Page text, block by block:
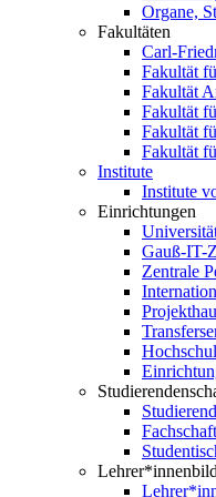
Organe,
Fakultäten
Carl-
Fakultät
Fakultät
Fakultät
Fakultät
Fakultät
Institute
Institute
Einrichtungen
Gauß-IT-
Zentrale